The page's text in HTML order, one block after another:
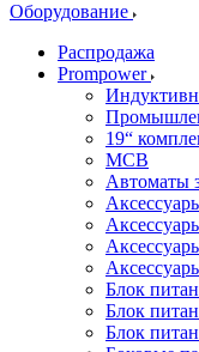
Оборудование
Распродажа
Prompower
19“
MCB
Автоматы
Блок
Блок
Блок